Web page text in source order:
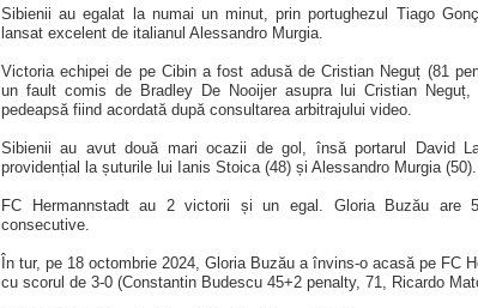
Sibienii au egalat la numai un minut, prin portughezul Tiago
lansat excelent de italianul Alessandro Murgia.
Victoria echipei de pe Cibin a fost adusă de Cristian Neguț (81
un fault comis de Bradley De Nooijer asupra lui Cristian Neguț,
pedeapsă fiind acordată după consultarea arbitrajului video.
Sibienii au avut două mari ocazii de gol, însă portarul David
providențial la șuturile lui Ianis Stoica (48) și Alessandro Murgia (50).
FC Hermannstadt au 2 victorii și un egal. Gloria Buzău are
consecutive.
În tur, pe 18 octombrie 2024, Gloria Buzău a învins-o acasă pe FC
cu scorul de 3-0 (Constantin Budescu 45+2 penalty, 71, Ricardo